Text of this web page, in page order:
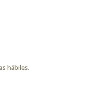
hábiles.